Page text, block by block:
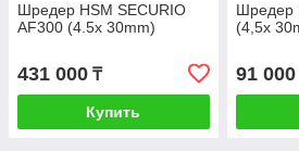
Шредер HSM SECURIO
AF300 (4.5x 30mm)
431 000 ₸
Купить
Шредер
(4,5x
91 000